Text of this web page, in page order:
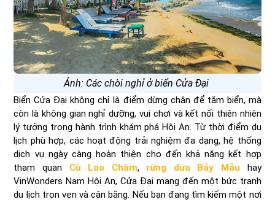
Ảnh: Các chòi nghỉ ở biển Cửa Đại
Biển Cửa Đại không chỉ là điểm dừng chân để tắm biển, mà
còn là không gian nghỉ dưỡng, vui chơi và kết nối thiên nhiên
lý tưởng trong hành trình khám phá Hội An. Từ thời điểm du
lịch phù hợp, các hoạt động trải nghiệm đa dạng, hệ thống
dịch vụ ngày càng hoàn thiện cho đến khả năng kết hợp
tham quan Cù Lao Chàm, rừng dừa Bảy Mẫu hay
VinWonders Nam Hội An, Cửa Đại mang đến một bức tranh
du lịch trọn vẹn và cân bằng. Nếu bạn đang tìm kiếm một nơi